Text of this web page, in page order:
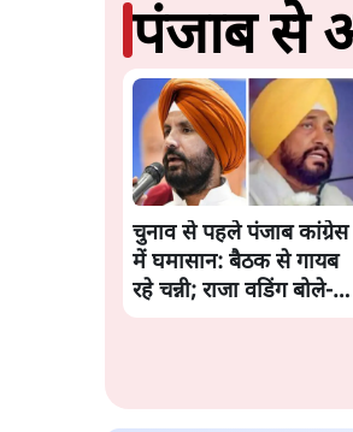
पंजाब से
चुनाव से पहले पंजाब कांग्रेस
में घमासान: बैठक से गायब
रहे चन्नी; राजा वडिंग बोले-